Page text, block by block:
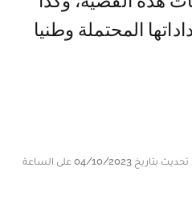
المحتملة وطنيا
في 04/10/2023 على الساعة 18:15, تحديث بتاريخ 04/10/2023 على الساعة